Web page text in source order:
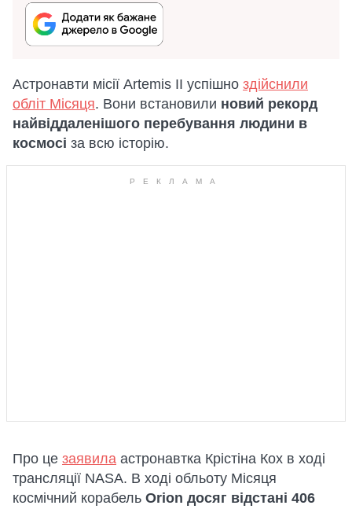
Астронавти місії Artemis II успішно здійснили
обліт Місяця. Вони встановили новий рекорд
найвіддаленішого перебування людини в
космосі за всю історію.
Про це заявила астронавтка Крістіна Кох в ході
трансляції NASA. В ході обльоту Місяця
космічний корабель Orion досяг відстані 406